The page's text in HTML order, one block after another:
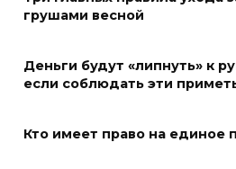
Дабы счастье семейное
сорванное яблоко:
на 8 августа
07 августа 2026 22:04
грушами весной
Деньги будут «липнуть» к
если соблюдать эти
Кто имеет право на единое